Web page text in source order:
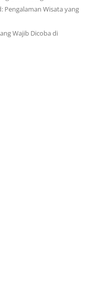
Pengalaman Wisata yang
Wajib Dicoba di